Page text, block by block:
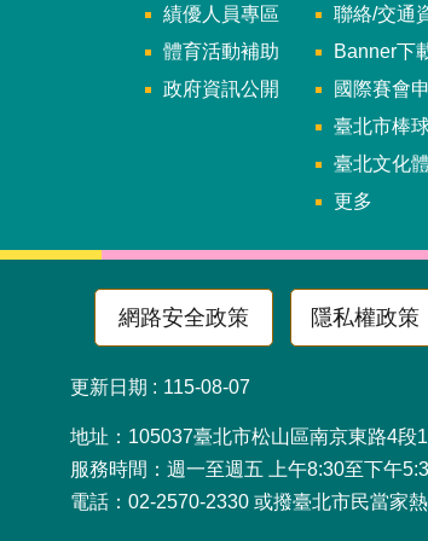
績優人員專區
體育活動補助
政府資訊公開
聯絡/交通
Banner下
國際賽會申辦暨籌辦小組
臺北市棒
臺北文化體育園區
更多
網路安全政策 隱私權政策
更新日期 115-08-07
地址：105037臺北
服務時間：週一至週五 上午8:30至下午
電話：02-2570-2330 或撥臺北市民當家